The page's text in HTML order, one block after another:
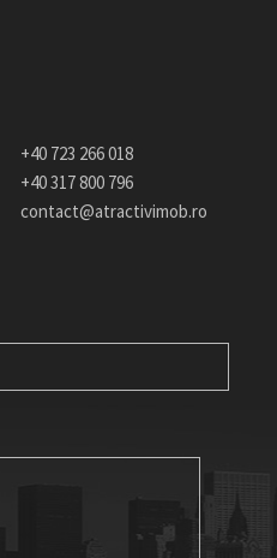
+40 723 266 018
+40 317 800 796
contact@atractivimob.ro